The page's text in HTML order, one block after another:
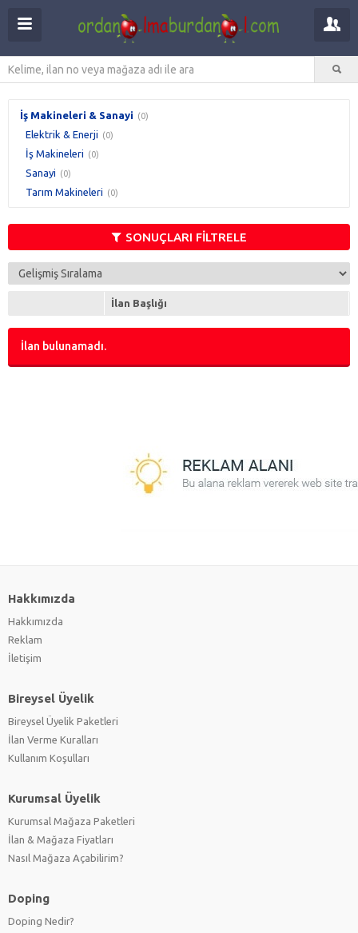
İş Makineleri & Sanayi (0)
Elektrik & Enerji (0)
İş Makineleri (0)
Sanayi (0)
Tarım Makineleri (0)
SONUÇLARI FİLTRELE
İlan Başlığı
İlan bulunamadı.
Hakkımızda
Hakkımızda
Reklam
İletişim
Bireysel Üyelik
Bireysel Üyelik Paketleri
İlan Verme Kuralları
Kullanım Koşulları
Kurumsal Üyelik
Kurumsal Mağaza Paketleri
İlan & Mağaza Fiyatları
Nasıl Mağaza Açabilirim?
Doping
Doping Nedir?